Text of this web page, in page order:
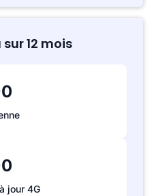
12 mois
jour 4G